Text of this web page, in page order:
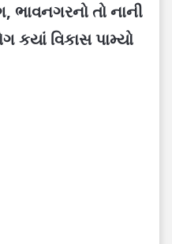
ભાવનગરનો તો નાની
કયાં વિકાસ પામ્યો